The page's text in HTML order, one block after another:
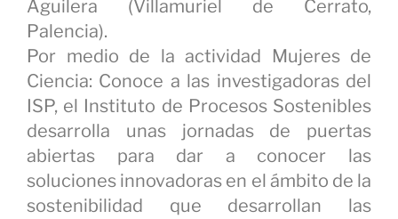
Aguilera (Villamuriel de Cerrato,
Palencia).
Por medio de la actividad Mujeres de
Ciencia: Conoce a las investigadoras del
ISP, el Instituto de Procesos Sostenibles
desarrolla unas jornadas de puertas
abiertas para dar a conocer las
soluciones innovadoras en el ámbito de la
sostenibilidad que desarrollan las